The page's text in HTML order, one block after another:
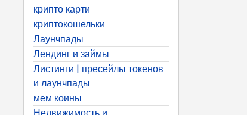
крипто карти
криптокошельки
Лаунчпады
Лендинг и займы
Листинги | пресейлы токенов
и лаунчпады
мем коины